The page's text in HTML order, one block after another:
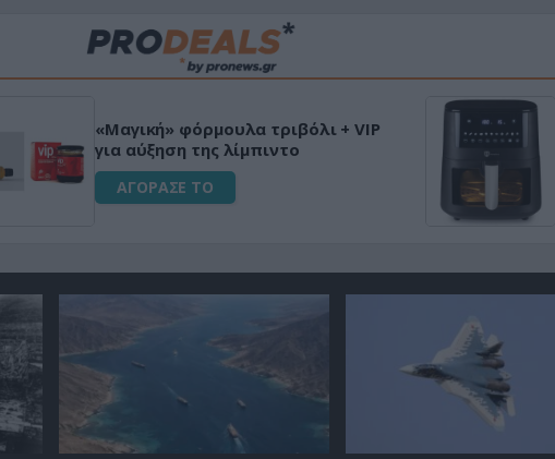
Μεταμόρφωσε τον κήπο σου με το
Ultra Box Μίνι Αλυσοπρίονο με
μπαταρία λιθίου
ΑΓΟΡΑΣΕ ΤΟ